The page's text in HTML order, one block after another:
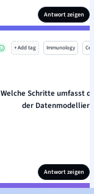
Antwort zeigen
+ Add tag Immunology
Welche Schritte umfasst
der
Antwort zeigen